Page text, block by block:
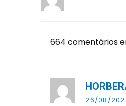
664 comentários
26/08/2024